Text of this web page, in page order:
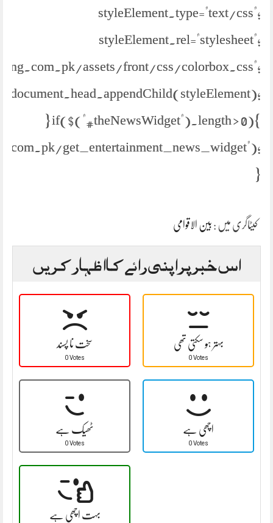
styleElement.type="text/css";
styleElement.rel="stylesheet";
assets/front/css/colorbox.css";
document.head.appendChild(styleElement);
} if($("#theNewsWidget").length > 0){
get_entertainment_news_widget");
}
کیٹاگری میں : بین الاقوامی
اس خبر پر اپنی رائے کا اظہار کریں
سخت نا پسند
0 Votes
بہتر ہو سکتی تھی
0 Votes
ٹھیک ہے
0 Votes
اچھی ہے
0 Votes
بہت اچھی ہے